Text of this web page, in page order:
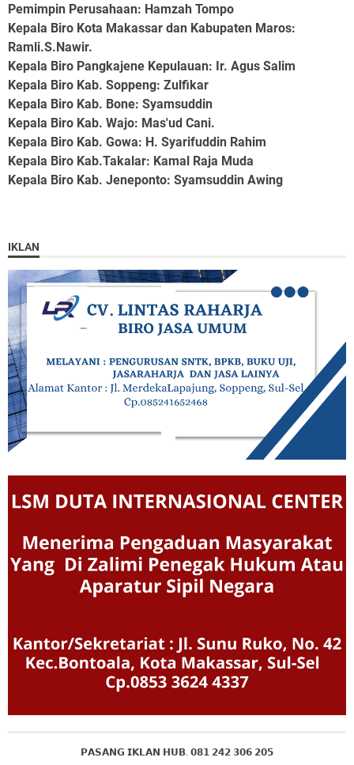
Pemimpin Perusahaan: Hamzah Tompo
Kepala Biro Kota Makassar dan Kabupaten Maros:
Ramli.S.Nawir.
Kepala Biro Pangkajene Kepulauan: Ir. Agus Salim
Kepala Biro Kab. Soppeng: Zulfikar
Kepala Biro Kab. Bone: Syamsuddin
Kepala Biro Kab. Wajo: Mas'ud Cani.
Kepala Biro Kab. Gowa: H. Syarifuddin Rahim
Kepala Biro Kab.Takalar: Kamal Raja Muda
Kepala Biro Kab. Jeneponto: Syamsuddin Awing
IKLAN
𝗣𝗔𝗦𝗔𝗡𝗚 𝗜𝗞𝗟𝗔𝗡 𝗛𝗨𝗕. 𝟬𝟴𝟭 𝟮𝟰𝟮 𝟯𝟬𝟲 𝟮𝟬𝟱